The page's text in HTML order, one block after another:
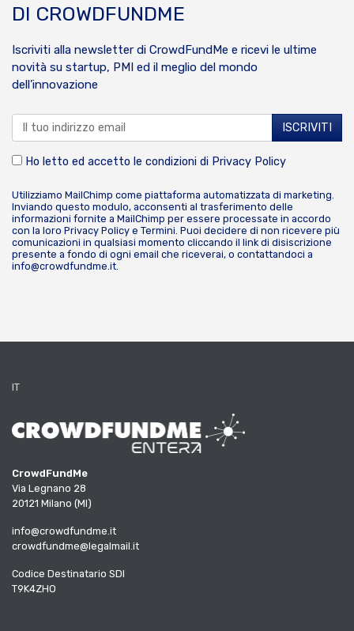
DI CROWDFUNDME
Iscriviti alla newsletter di CrowdFundMe e ricevi le ultime
novità su startup, PMI ed il meglio del mondo
dell’innovazione
Ho letto ed accetto le condizioni di Privacy Policy
Utilizziamo MailChimp come piattaforma automatizzata di marketing.
Inviando questo modulo, acconsenti al trasferimento delle
informazioni fornite a MailChimp per essere processate in accordo
con la loro Privacy Policy e Termini. Puoi decidere di non ricevere più
comunicazioni in qualsiasi momento cliccando il link di disiscrizione
presente a fondo di ogni email che riceverai, o contattandoci a
info@crowdfundme.it.
IT
CrowdFundMe
Via Legnano 28
20121 Milano (MI)
info@crowdfundme.it
crowdfundme@legalmail.it
Codice Destinatario SDI
T9K4ZHO